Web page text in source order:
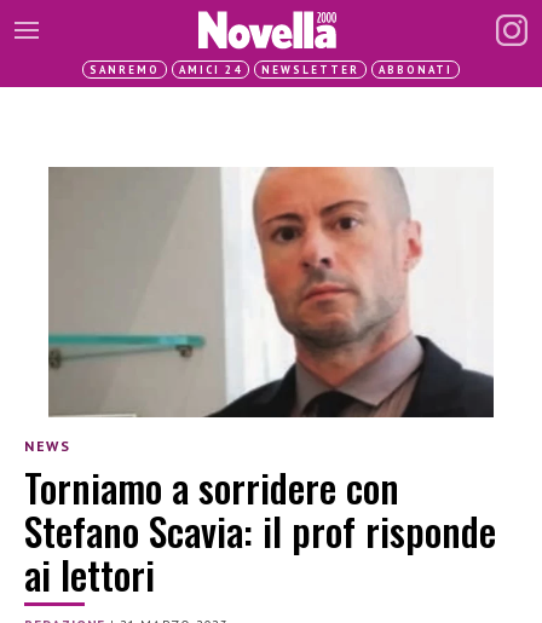
SANREMO AMICI 24 NEWSLETTER ABBONATI
NEWS
Torniamo a sorridere con
Stefano Scavia: il prof risponde
ai lettori